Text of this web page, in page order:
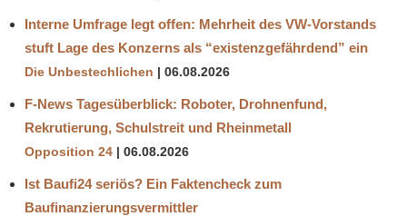
Interne Umfrage legt offen: Mehrheit des VW-Vorstands
stuft Lage des Konzerns als “existenzgefährdend” ein
Die Unbestechlichen 06.08.2026
F-News Tagesüberblick: Roboter, Drohnenfund,
Rekrutierung, Schulstreit und Rheinmetall
Opposition 24 06.08.2026
Ist Baufi24 seriös? Ein Faktencheck zum
Baufinanzierungsvermittler